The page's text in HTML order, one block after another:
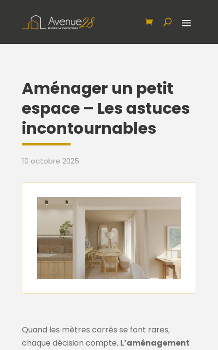
Aménager un petit
espace – Les astuces
incontournables
10 octobre 2025
Quand les mètres carrés se font rares,
chaque décision compte. L’aménagement